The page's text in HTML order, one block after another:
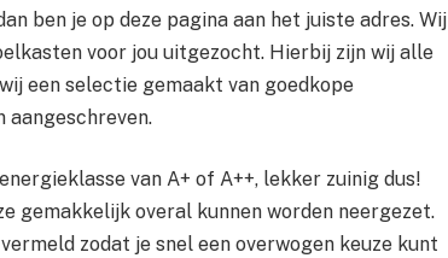
ben je op deze pagina aan het juiste adres. Wij
voor jou uitgezocht. Hierbij zijn wij alle
een selectie gemaakt van goedkope
aangeschreven.
van A+ of A++, lekker zuinig dus!
gemakkelijk overal kunnen worden neergezet.
zodat je snel een overwogen keuze kunt